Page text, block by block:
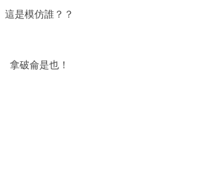
這是模仿誰？？
拿破侖是也！